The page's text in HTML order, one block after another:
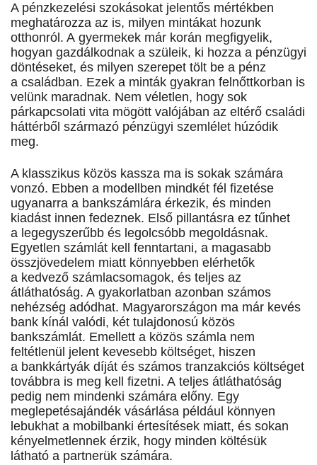
A pénzkezelési szokásokat jelentős mértékben
meghatározza az is, milyen mintákat hozunk
otthonról. A gyermekek már korán megfigyelik,
hogyan gazdálkodnak a szüleik, ki hozza a pénzügyi
döntéseket, és milyen szerepet tölt be a pénz
a családban. Ezek a minták gyakran felnőttkorban is
velünk maradnak. Nem véletlen, hogy sok
párkapcsolati vita mögött valójában az eltérő családi
háttérből származó pénzügyi szemlélet húzódik
meg.
A klasszikus közös kassza ma is sokak számára
vonzó. Ebben a modellben mindkét fél fizetése
ugyanarra a bankszámlára érkezik, és minden
kiadást innen fedeznek. Első pillantásra ez tűnhet
a legegyszerűbb és legolcsóbb megoldásnak.
Egyetlen számlát kell fenntartani, a magasabb
összjövedelem miatt könnyebben elérhetők
a kedvező számlacsomagok, és teljes az
átláthatóság. A gyakorlatban azonban számos
nehézség adódhat. Magyarországon ma már kevés
bank kínál valódi, két tulajdonosú közös
bankszámlát. Emellett a közös számla nem
feltétlenül jelent kevesebb költséget, hiszen
a bankkártyák díját és számos tranzakciós költséget
továbbra is meg kell fizetni. A teljes átláthatóság
pedig nem mindenki számára előny. Egy
meglepetés­ajándék vásárlása például könnyen
lebukhat a mobilbanki értesítések miatt, és sokan
kényelmetlennek érzik, hogy minden költésük
látható a partnerük számára.